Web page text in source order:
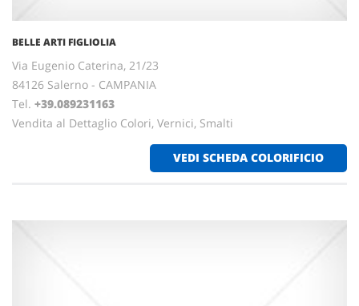
BELLE ARTI FIGLIOLIA
Via Eugenio Caterina, 21/23
84126 Salerno - CAMPANIA
Tel. +39.089231163
Vendita al Dettaglio Colori, Vernici, Smalti
VEDI SCHEDA COLORIFICIO